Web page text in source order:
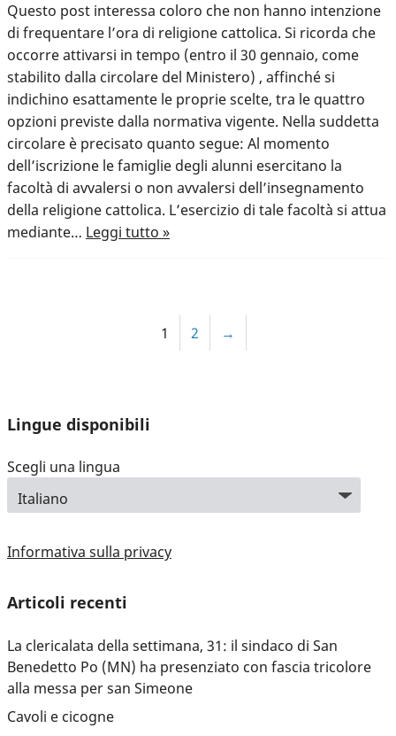
Questo post interessa coloro che non hanno intenzione
di frequentare l’ora di religione cattolica. Si ricorda che
occorre attivarsi in tempo (entro il 30 gennaio, come
stabilito dalla circolare del Ministero) , affinché si
indichino esattamente le proprie scelte, tra le quattro
opzioni previste dalla normativa vigente. Nella suddetta
circolare è precisato quanto segue: Al momento
dell’iscrizione le famiglie degli alunni esercitano la
facoltà di avvalersi o non avvalersi dell’insegnamento
della religione cattolica. L’esercizio di tale facoltà si attua
mediante… Leggi tutto »
1 2 →
Lingue disponibili
Scegli una lingua
Informativa sulla privacy
Articoli recenti
La clericalata della settimana, 31: il sindaco di San
Benedetto Po (MN) ha presenziato con fascia tricolore
alla messa per san Simeone
Cavoli e cicogne